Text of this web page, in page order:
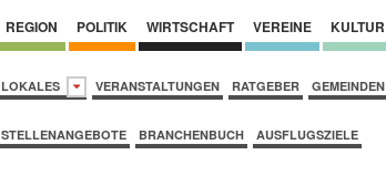
REGION POLITIK WIRTSCHAFT VEREINE KULTUR
LOKALES VERANSTALTUNGEN RATGEBER GEMEINDEN
STELLENANGEBOTE BRANCHENBUCH AUSFLUGSZIELE